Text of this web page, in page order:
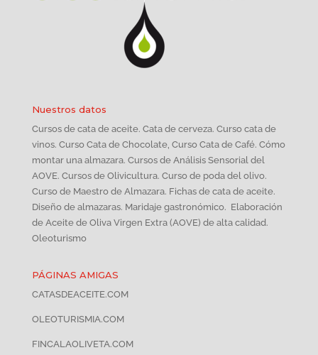
Nuestros datos
Cursos de cata de aceite. Cata de cerveza. Curso cata de
vinos. Curso Cata de Chocolate, Curso Cata de Café. Cómo
montar una almazara. Cursos de Análisis Sensorial del
AOVE. Cursos de Olivicultura. Curso de poda del olivo.
Curso de Maestro de Almazara. Fichas de cata de aceite.
Diseño de almazaras. Maridaje gastronómico. Elaboración
de Aceite de Oliva Virgen Extra (AOVE) de alta calidad.
Oleoturismo
PÁGINAS AMIGAS
CATASDEACEITE.COM
OLEOTURISMIA.COM
FINCALAOLIVETA.COM